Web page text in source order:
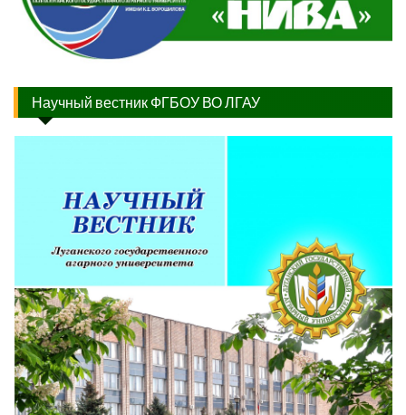
Научный вестник ФГБОУ ВО ЛГАУ